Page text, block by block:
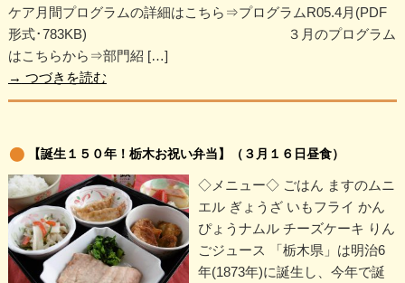
ケア月間プログラムの詳細はこちら⇒プログラムR05.4月(PDF
形式･783KB) ３月のプログラム
はこちらから⇒部門紹 […]
→ つづきを読む
【誕生１５０年！栃木お祝い弁当】（３月１６日昼食）
◇メニュー◇ ごはん ますのムニ
エル ぎょうざ いもフライ かん
ぴょうナムル チーズケーキ りん
ごジュース 「栃木県」は明治6
年(1873年)に誕生し、今年で誕